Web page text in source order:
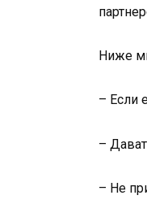
Ниже
– Если
–
– Не